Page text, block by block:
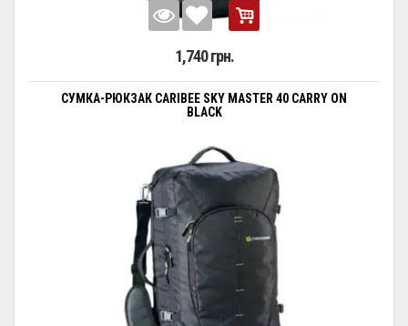
1,740 грн.
СУМКА-РЮКЗАК CARIBEE SKY MASTER 40 CARRY ON
BLACK